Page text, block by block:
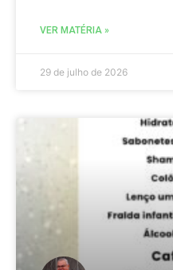
VER MATÉRIA »
29 de julho de 2026